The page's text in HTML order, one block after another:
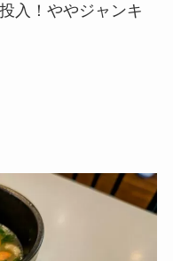
入！ややジャンキ